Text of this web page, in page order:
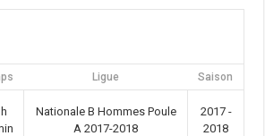
Ligue Saison
Nationale B Hommes Poule
A 2017-2018
2017 -
2018